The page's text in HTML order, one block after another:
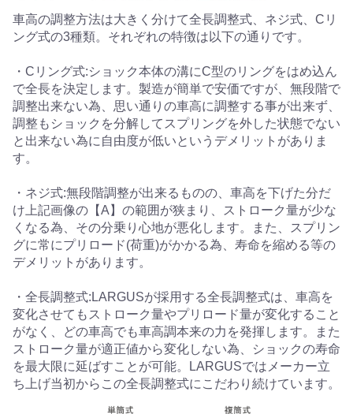
車高の調整方法は大きく分けて全長調整式、ネジ式、Cリ
ング式の3種類。それぞれの特徴は以下の通りです。
・Cリング式:ショック本体の溝にC型のリングをはめ込ん
で全長を決定します。製造が簡単で安価ですが、無段階で
調整出来ない為、思い通りの車高に調整する事が出来ず、
調整もショックを分解してスプリングを外した状態でない
と出来ない為に自由度が低いというデメリットがありま
す。
・ネジ式:無段階調整が出来るものの、車高を下げた分だ
け上記画像の【A】の範囲が狭まり、ストローク量が少な
くなる為、その分乗り心地が悪化します。また、スプリン
グに常にプリロード(荷重)がかかる為、寿命を縮める等の
デメリットがあります。
・全長調整式:LARGUSが採用する全長調整式は、車高を
変化させてもストローク量やプリロード量が変化すること
がなく、どの車高でも車高調本来の力を発揮します。また
ストローク量が適正値から変化しない為、ショックの寿命
を最大限に延ばすことが可能。LARGUSではメーカー立
ち上げ当初からこの全長調整式にこだわり続けています。